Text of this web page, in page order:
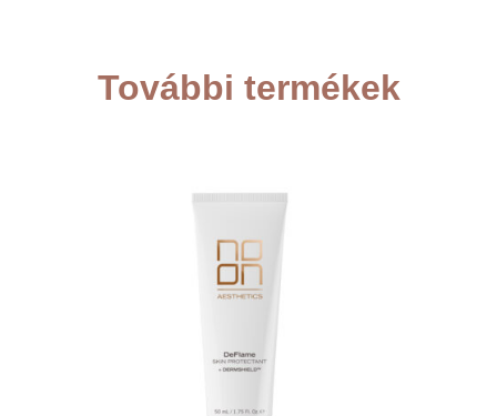
További termékek